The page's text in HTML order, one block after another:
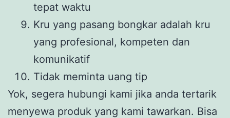
tepat waktu
Kru yang pasang bongkar adalah kru
yang profesional, kompeten dan
komunikatif
Tidak meminta uang tip
Yok, segera hubungi kami jika anda tertarik
menyewa produk yang kami tawarkan. Bisa